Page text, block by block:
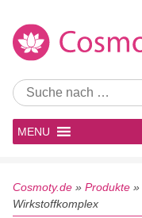
MENU
Cosmoty.de » Produkte »
Wirkstoffkomplex